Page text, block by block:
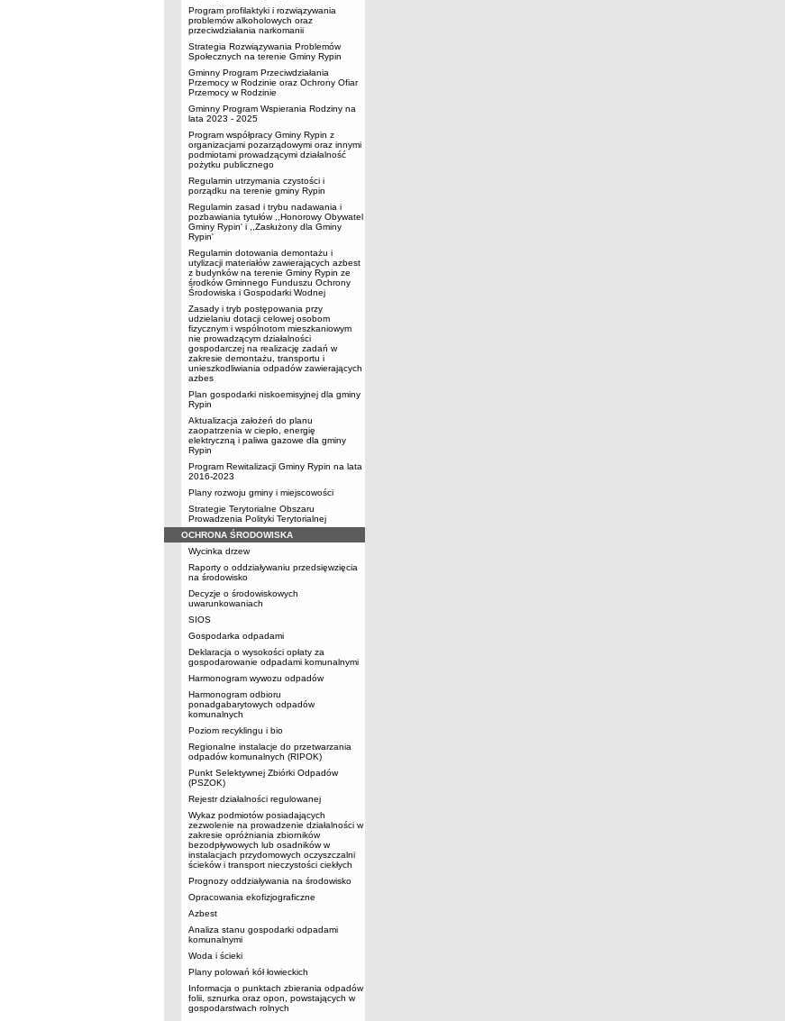
Program profilaktyki i rozwiązywania
problemów alkoholowych oraz
przeciwdziałania narkomanii
Strategia Rozwiązywania Problemów
Społecznych na terenie Gminy Rypin
Gminny Program Przeciwdziałania
Przemocy w Rodzinie oraz Ochrony Ofiar
Przemocy w Rodzinie
Gminny Program Wspierania Rodziny na
lata 2023 - 2025
Program współpracy Gminy Rypin z
organizacjami pozarządowymi oraz innymi
podmiotami prowadzącymi działalność
pożytku publicznego
Regulamin utrzymania czystości i
porządku na terenie gminy Rypin
Regulamin zasad i trybu nadawania i
pozbawiania tytułów ,,Honorowy Obywatel
Gminy Rypin' i ,,Zasłużony dla Gminy
Rypin'
Regulamin dotowania demontażu i
utylizacji materiałów zawierających azbest
z budynków na terenie Gminy Rypin ze
środków Gminnego Funduszu Ochrony
Środowiska i Gospodarki Wodnej
Zasady i tryb postępowania przy
udzielaniu dotacji celowej osobom
fizycznym i wspólnotom mieszkaniowym
nie prowadzącym działalności
gospodarczej na realizację zadań w
zakresie demontażu, transportu i
unieszkodliwiania odpadów zawierających
azbes
Plan gospodarki niskoemisyjnej dla gminy
Rypin
Aktualizacja założeń do planu
zaopatrzenia w ciepło, energię
elektryczną i paliwa gazowe dla gminy
Rypin
Program Rewitalizacji Gminy Rypin na lata
2016-2023
Plany rozwoju gminy i miejscowości
Strategie Terytorialne Obszaru
Prowadzenia Polityki Terytorialnej
OCHRONA ŚRODOWISKA
Wycinka drzew
Raporty o oddziaływaniu przedsięwzięcia
na środowisko
Decyzje o środowiskowych
uwarunkowaniach
SIOS
Gospodarka odpadami
Deklaracja o wysokości opłaty za
gospodarowanie odpadami komunalnymi
Harmonogram wywozu odpadów
Harmonogram odbioru
ponadgabarytowych odpadów
komunalnych
Poziom recyklingu i bio
Regionalne instalacje do przetwarzania
odpadów komunalnych (RIPOK)
Punkt Selektywnej Zbiórki Odpadów
(PSZOK)
Rejestr działalności regulowanej
Wykaz podmiotów posiadających
zezwolenie na prowadzenie działalności w
zakresie opróżniania zbiorników
bezodpływowych lub osadników w
instalacjach przydomowych oczyszczalni
ścieków i transport nieczystości ciekłych
Prognozy oddziaływania na środowisko
Opracowania ekofizjograficzne
Azbest
Analiza stanu gospodarki odpadami
komunalnymi
Woda i ścieki
Plany polowań kół łowieckich
Informacja o punktach zbierania odpadów
folii, sznurka oraz opon, powstających w
gospodarstwach rolnych